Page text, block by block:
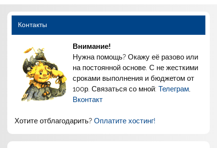
Контакты
Внимание!
Нужна помощь? Окажу её разово или
на постоянной основе. С не жесткими
сроками выполнения и бюджетом от
100р. Связаться со мной:Телеграм,
Вконтакт
Хотите отблагодарить?Оплатите хостинг!